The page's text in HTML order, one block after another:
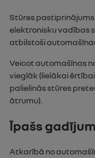
Stūres
elektronisku vadības
atbilstoši
Veicot automašīnas
vieglāk (lielākai
palielinās stūres
ātrumu).
Īpašs
Atkarībā no